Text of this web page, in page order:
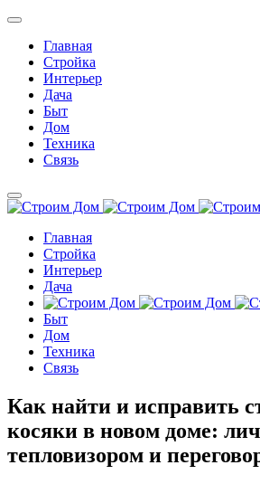
Главная
Стройка
Интерьер
Дача
Быт
Дом
Техника
Связь
Главная
Стройка
Интерьер
Дача
Быт
Дом
Техника
Связь
Как найти и исправить
косяки в новом доме:
тепловизором и